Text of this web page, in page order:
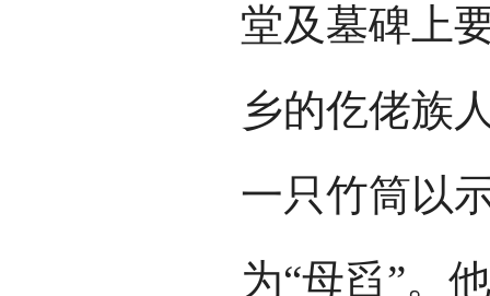
堂及墓碑上
乡的仡佬族
一只竹筒以
为“母舀”。